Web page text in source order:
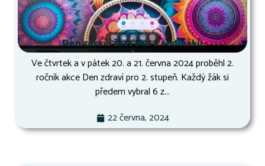
Den zdraví šesťáků a sedmáků
Ve čtvrtek a v pátek 20. a 21. června 2024 proběhl 2.
ročník akce Den zdraví pro 2. stupeň. Každý žák si
předem vybral 6 z...
22 června, 2024